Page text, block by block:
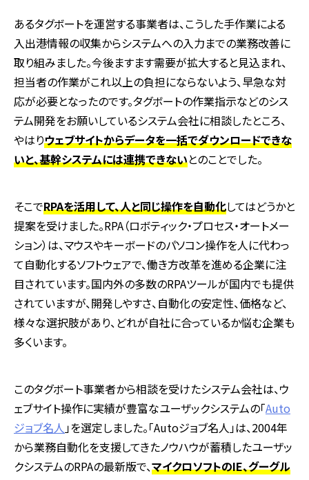
あるタグボートを運営する事業者は、こうした手作業による
入出港情報の収集からシステムへの入力までの業務改善に
取り組みました。今後ますます需要が拡大すると見込まれ、
担当者の作業がこれ以上の負担にならないよう、早急な対
応が必要となったのです。タグボートの作業指示などのシス
テム開発をお願いしているシステム会社に相談したところ、
やはりウェブサイトからデータを一括でダウンロードできな
いと、基幹システムには連携できないとのことでした。
そこでRPAを活用して、人と同じ操作を自動化してはどうかと
提案を受けました。RPA（ロボティック・プロセス・オートメー
ション）は、マウスやキーボードのパソコン操作を人に代わっ
て自動化するソフトウェアで、働き方改革を進める企業に注
目されています。国内外の多数のRPAツールが国内でも提供
されていますが、開発しやすさ、自動化の安定性、価格など、
様々な選択肢があり、どれが自社に合っているか悩む企業も
多くいます。
このタグボート事業者から相談を受けたシステム会社は、ウ
ェブサイト操作に実績が豊富なユーザックシステムの「Auto
ジョブ名人 」を選定しました。「Autoジョブ名人」は、2004年
から業務自動化を支援してきたノウハウが蓄積したユーザッ
クシステムのRPAの最新版で、マイクロソフトのIE、グーグル